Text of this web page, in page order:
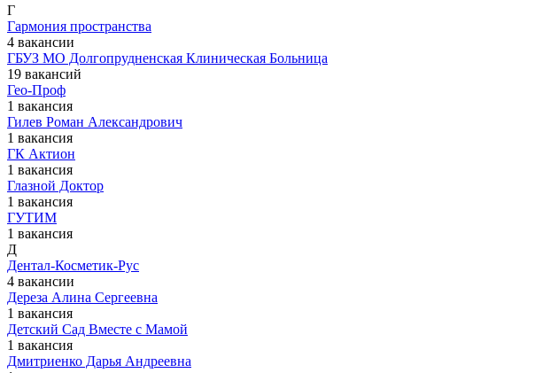
Г
Гармония пространства
4 вакансии
ГБУЗ МО Долгопрудненская Клиническая Больница
19 вакансий
Гео-Проф
1 вакансия
Гилев Роман Александрович
1 вакансия
ГК Актион
1 вакансия
Глазной Доктор
1 вакансия
ГУТИМ
1 вакансия
Д
Дентал-Косметик-Рус
4 вакансии
Дереза Алина Сергеевна
1 вакансия
Детский Сад Вместе с Мамой
1 вакансия
Дмитриенко Дарья Андреевна